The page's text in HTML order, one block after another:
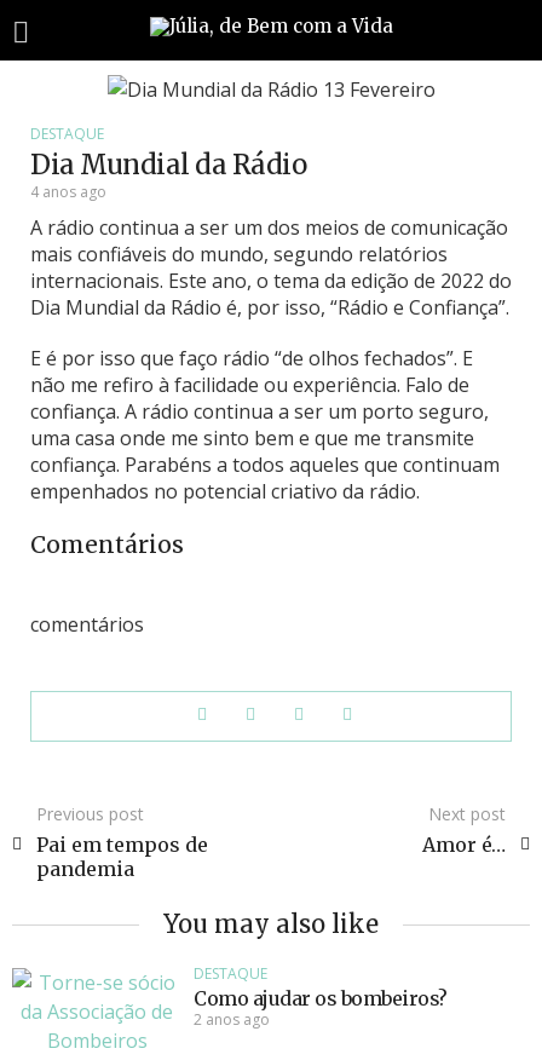
DESTAQUE
Dia Mundial da Rádio
4 anos ago
A rádio continua a ser um dos meios de comunicação
mais confiáveis do mundo, segundo relatórios
internacionais. Este ano, o tema da edição de 2022 do
Dia Mundial da Rádio é, por isso, “Rádio e Confiança”.
E é por isso que faço rádio “de olhos fechados”. E
não me refiro à facilidade ou experiência. Falo de
confiança. A rádio continua a ser um porto seguro,
uma casa onde me sinto bem e que me transmite
confiança. Parabéns a todos aqueles que continuam
empenhados no potencial criativo da rádio.
Comentários
comentários
Previous post
Pai em tempos de
pandemia
Next post
Amor é…
You may also like
DESTAQUE
Como ajudar os bombeiros?
2 anos ago